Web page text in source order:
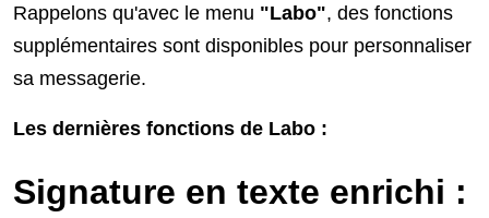
Rappelons qu'avec le menu "Labo", des fonctions
supplémentaires sont disponibles pour personnaliser
sa messagerie.
Les dernières fonctions de Labo :
Signature en texte enrichi :